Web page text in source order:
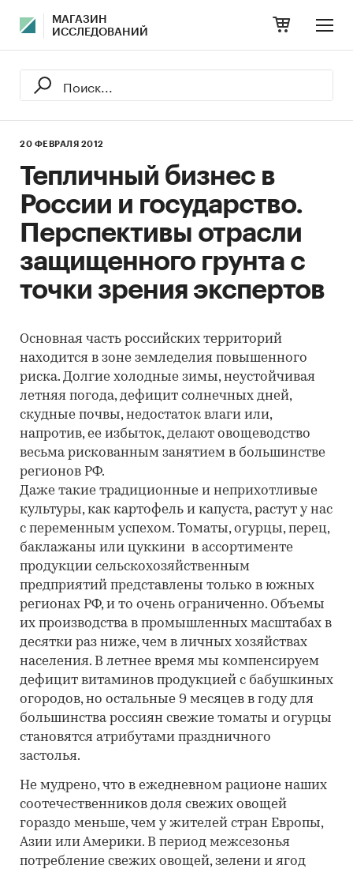
МАГАЗИН
ИССЛЕДОВАНИЙ
20 ФЕВРАЛЯ 2012
Тепличный бизнес в
России и государство.
Перспективы отрасли
защищенного грунта с
точки зрения экспертов
Основная часть российских территорий
находится в зоне земледелия повышенного
риска. Долгие холодные зимы, неустойчивая
летняя погода, дефицит солнечных дней,
скудные почвы, недостаток влаги или,
напротив, ее избыток, делают овощеводство
весьма рискованным занятием в большинстве
регионов РФ.
Даже такие традиционные и неприхотливые
культуры, как картофель и капуста, растут у нас
с переменным успехом. Томаты, огурцы, перец,
баклажаны или цуккини в ассортименте
продукции сельскохозяйственным
предприятий представлены только в южных
регионах РФ, и то очень ограниченно. Объемы
их производства в промышленных масштабах в
десятки раз ниже, чем в личных хозяйствах
населения. В летнее время мы компенсируем
дефицит витаминов продукцией с бабушкиных
огородов, но остальные 9 месяцев в году для
большинства россиян свежие томаты и огурцы
становятся атрибутами праздничного
застолья.
Не мудрено, что в ежедневном рационе наших
соотечественников доля свежих овощей
гораздо меньше, чем у жителей стран Европы,
Азии или Америки. В период межсезонья
потребление свежих овощей, зелени и ягод